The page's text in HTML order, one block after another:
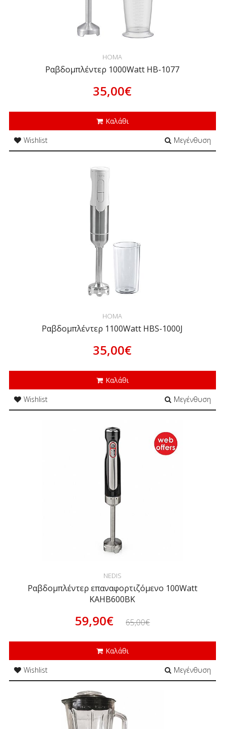
HOMA
Ραβδομπλέντερ 1000Watt HB-1077
35,00€
Καλάθι
Wishlist
Μεγένθυση
HOMA
Ραβδομπλέντερ 1100Watt HBS-1000J
35,00€
Καλάθι
Wishlist
Μεγένθυση
NEDIS
Ραβδομπλέντερ επαναφορτιζόμενο 100Watt
KAHB600BK
59,90€ 65,00€
Καλάθι
Wishlist
Μεγένθυση